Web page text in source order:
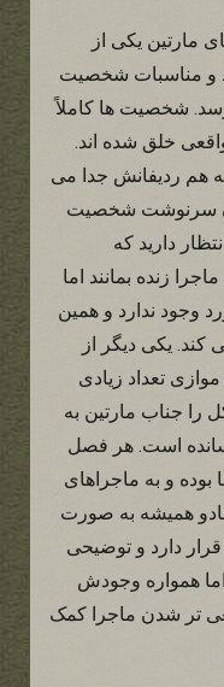
مارتین یکی از
و مناسبات شخصیت
شخصیت ها کاملاً
خلق شده اند.
هم ردیفانش جدا می
سرنوشت شخصیت
دارید که
زنده بمانند اما
وجود ندارد و همین
یکی دیگر از
تعداد زیادی
جناب مارتین به
است. هر فصل
و به ماجراهای
همیشه به صورت
دارد و توضیحی
همواره وجودش
تر شدن ماجرا کمک